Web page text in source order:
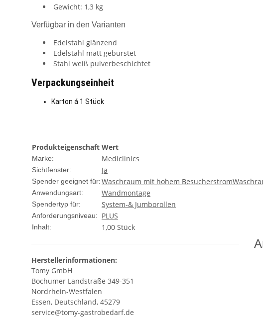
Gewicht: 1,3 kg
Verfügbar in den Varianten
Edelstahl glänzend
Edelstahl matt gebürstet
Stahl weiß pulverbeschichtet
Verpackungseinheit
Karton á 1 Stück
Produkteigenschaft Wert
Marke: Mediclinics
Sichtfenster: Ja
Spender geeignet für:Waschraum mit hohem Besucherstrom
Anwendungsart: Wandmontage
Spendertyp für: System-& Jumborollen
Anforderungsniveau: PLUS
Inhalt: 1,00 Stück
Herstellerinformationen:
Tomy GmbH
Bochumer Landstraße 349-351
Nordrhein-Westfalen
Essen, Deutschland, 45279
service@tomy-gastrobedarf.de